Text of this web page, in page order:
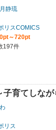
静琉
リスCOMICS
～720pt
197件
育てしな
リス